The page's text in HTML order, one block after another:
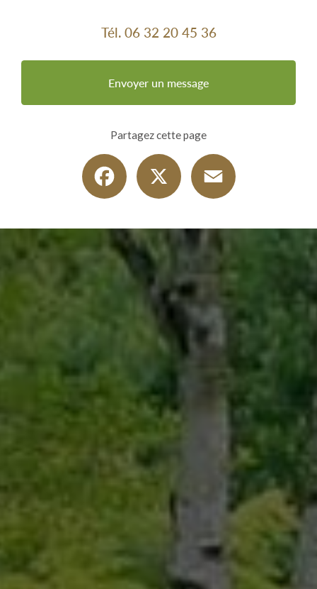
Tél. 06 32 20 45 36
Envoyer un message
Partagez cette page
Facebook